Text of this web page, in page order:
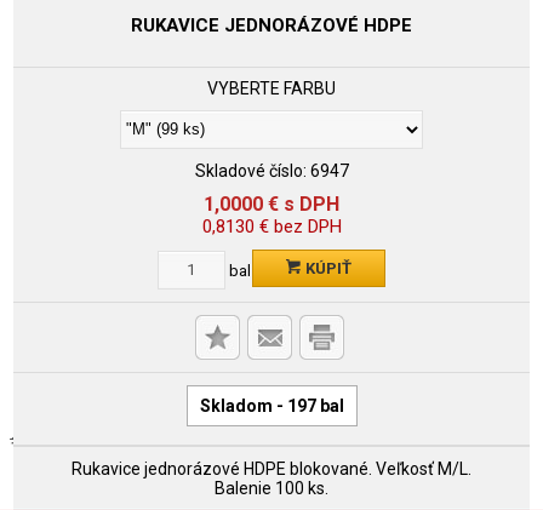
RUKAVICE JEDNORÁZOVÉ HDPE
VYBERTE FARBU
Skladové číslo: 6947
1,0000 € s DPH
0,8130 €bez DPH
bal KÚPIŤ
Skladom - 197 bal
Rukavice jednorázové HDPE blokované. Veľkosť M/L.
Balenie 100 ks.